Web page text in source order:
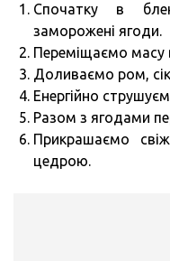
Спочатку в
заморожені ягоди.
Переміщаємо масу
Доливаємо ром, сік
Енергійно
Разом з ягодами
Прикрашаємо
цедрою.